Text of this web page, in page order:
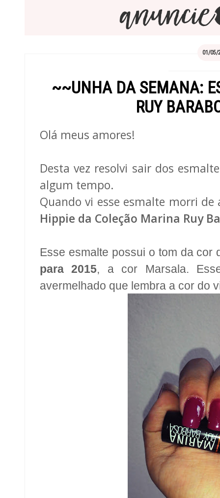
01/05/
~~UNHA DA SEMANA:
RUY
Olá meus amores!
Desta vez resolvi sair dos
algum tempo.
Quando vi esse esmalte morri
Hippie da Coleção Marina Ruy
Esse esmalte possui o tom da cor
para 2015, a cor Marsala.
avermelhado que lembra a cor do